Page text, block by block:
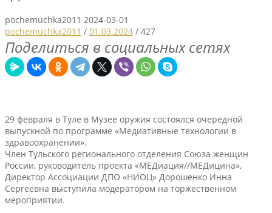
pochemuchka2011 2024-03-01
pochemuchka2011 / 01.03.2024 / 427
Поделиться в социальных сетях
29 февраля в Туле в Музее оружия состоялся очередной
выпускной по программе «Медиативные технологии в
здравоохранении».
Член Тульского регионального отделения Союза женщин
России, руководитель проекта «МЕДиация//МЕДицина»,
Директор Ассоциации ДПО «НИОЦ» Дорошенко Инна
Сергеевна выступила модератором на торжественном
мероприятии.